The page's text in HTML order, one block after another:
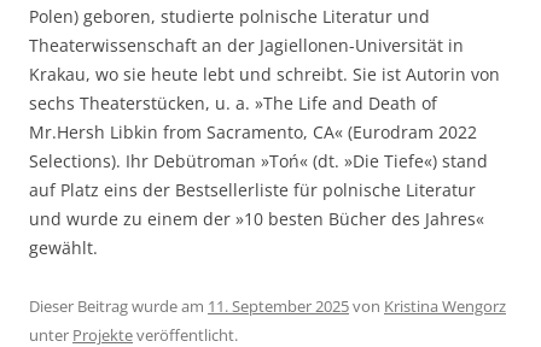
Polen) geboren, studierte polnische Literatur und
Theaterwissenschaft an der Jagiellonen-Universität in
Krakau, wo sie heute lebt und schreibt. Sie ist Autorin von
sechs Theaterstücken, u. a. »The Life and Death of
Mr.Hersh Libkin from Sacramento, CA« (Eurodram 2022
Selections). Ihr Debütroman »Toń« (dt. »Die Tiefe«) stand
auf Platz eins der Bestsellerliste für polnische Literatur
und wurde zu einem der »10 besten Bücher des Jahres«
gewählt.
Dieser Beitrag wurde am 11. September 2025von Kristina Wengorz
unter Projekteveröffentlicht.